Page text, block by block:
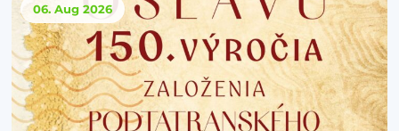
06. Aug 2026